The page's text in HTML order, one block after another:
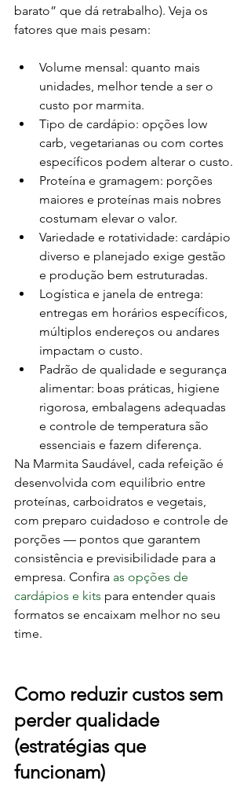
barato” que dá retrabalho). Veja os
fatores que mais pesam:
Volume mensal: quanto mais
unidades, melhor tende a ser o
custo por marmita.
Tipo de cardápio: opções low
carb, vegetarianas ou com cortes
específicos podem alterar o custo.
Proteína e gramagem: porções
maiores e proteínas mais nobres
costumam elevar o valor.
Variedade e rotatividade: cardápio
diverso e planejado exige gestão
e produção bem estruturadas.
Logística e janela de entrega:
entregas em horários específicos,
múltiplos endereços ou andares
impactam o custo.
Padrão de qualidade e segurança
alimentar: boas práticas, higiene
rigorosa, embalagens adequadas
e controle de temperatura são
essenciais e fazem diferença.
Na Marmita Saudável, cada refeição é
desenvolvida com equilíbrio entre
proteínas, carboidratos e vegetais,
com preparo cuidadoso e controle de
porções — pontos que garantem
consistência e previsibilidade para a
empresa. Confira as opções de
cardápios e kits para entender quais
formatos se encaixam melhor no seu
time.
Como reduzir custos sem
perder qualidade
(estratégias que
funcionam)